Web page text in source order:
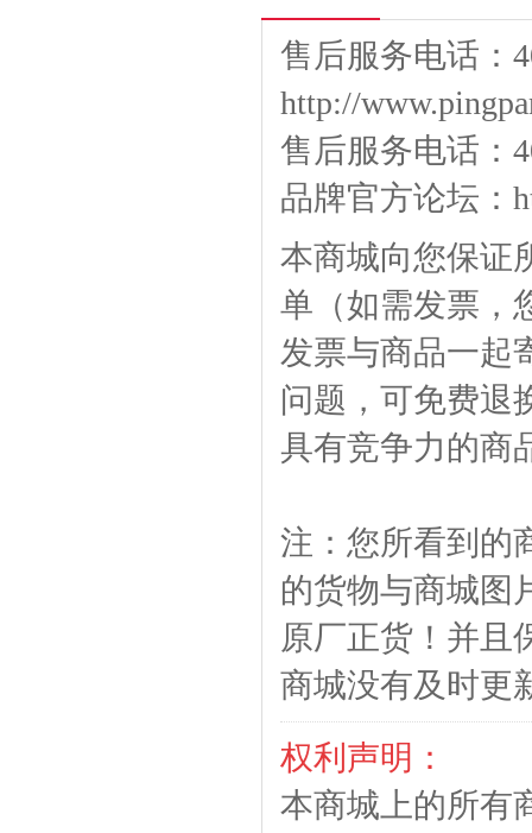
售后服务电话：
http://
售后服务电话：
品牌官方论坛：
本商城向您保证
单（如需发票，
发票与商品一起
问题，可免费退
具有竞争力的商
注：您所看到的
的货物与商城图
原厂正货！并且
商城没有及时更
权利声明：
本商城上的所有